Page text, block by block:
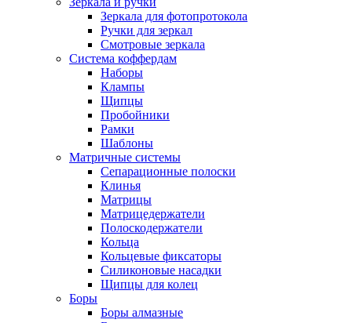
Зеркала для фотопротокола
Ручки для зеркал
Смотровые зеркала
Система коффердам
Наборы
Клампы
Щипцы
Пробойники
Рамки
Шаблоны
Матричные системы
Сепарационные полоски
Клинья
Матрицы
Матрицедержатели
Полоскодержатели
Кольца
Кольцевые фиксаторы
Силиконовые насадки
Щипцы для колец
Боры
Боры алмазные